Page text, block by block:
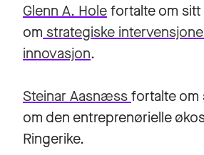
Glenn A. Holefortalte om
om strategiske
innovasjon.
Steinar Aasnæssfortalte
om den entreprenørielle
Ringerike.